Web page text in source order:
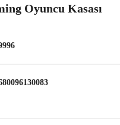
Oyuncu Kasası